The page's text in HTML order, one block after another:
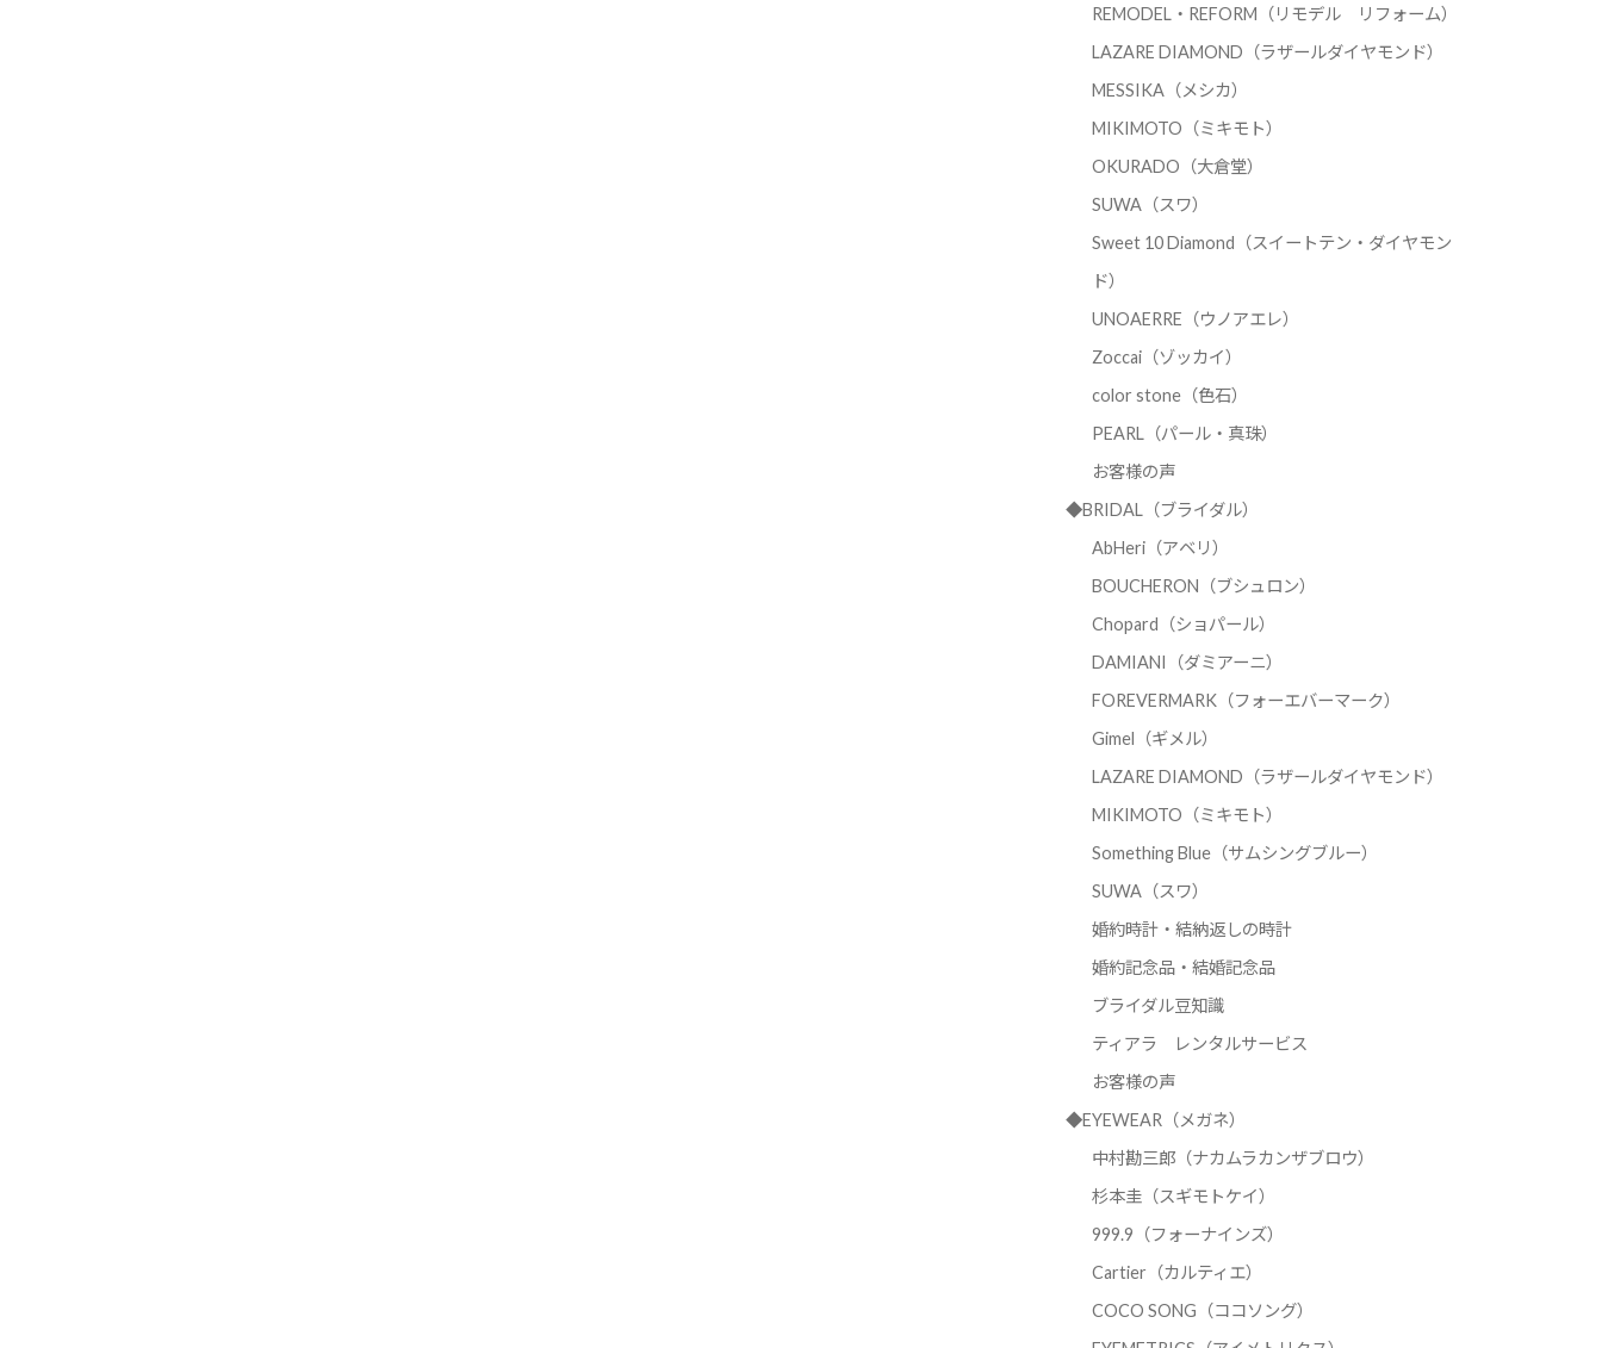
REMODEL・REFORM（リモデル リフォーム）
LAZARE DIAMOND（ラザールダイヤモンド）
MESSIKA（メシカ）
MIKIMOTO（ミキモト）
OKURADO（大倉堂）
SUWA（スワ）
Sweet 10 Diamond（スイートテン・ダイヤモン
ド）
UNOAERRE（ウノアエレ）
Zoccai（ゾッカイ）
color stone（色石）
PEARL（パール・真珠）
お客様の声
◆BRIDAL（ブライダル）
AbHeri（アベリ）
BOUCHERON（ブシュロン）
Chopard（ショパール）
DAMIANI（ダミアーニ）
FOREVERMARK（フォーエバーマーク）
Gimel（ギメル）
LAZARE DIAMOND（ラザールダイヤモンド）
MIKIMOTO（ミキモト）
Something Blue（サムシングブルー）
SUWA（スワ）
婚約時計・結納返しの時計
婚約記念品・結婚記念品
ブライダル豆知識
ティアラ レンタルサービス
お客様の声
◆EYEWEAR（メガネ）
中村勘三郎（ナカムラカンザブロウ）
杉本圭（スギモトケイ）
999.9（フォーナインズ）
Cartier（カルティエ）
COCO SONG（ココソング）